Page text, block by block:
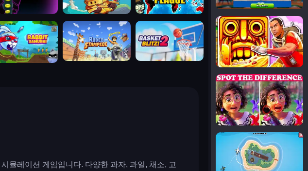
samurai rodeo stampede basket blitz
뮬레이션 게임입니다. 다양한 과자, 과일, 채소, 고
temple run 2
spot the differences
silly sky